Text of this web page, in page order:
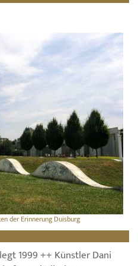
der Erinnerung Duisburg
1999 ++ Künstler Dani